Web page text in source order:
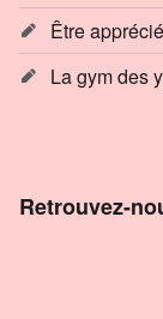
Être
La gym des
Retrouvez-